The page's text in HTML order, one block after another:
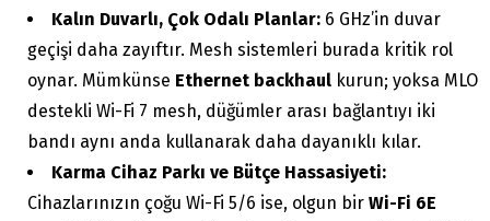
Kalın Duvarlı, Çok Odalı Planlar: 6 GHz’in duvar
geçişi daha zayıftır. Mesh sistemleri burada kritik rol
oynar. Mümkünse Ethernet backhaul kurun; yoksa MLO
destekli Wi-Fi 7 mesh, düğümler arası bağlantıyı iki
bandı aynı anda kullanarak daha dayanıklı kılar.
Karma Cihaz Parkı ve Bütçe Hassasiyeti:
Cihazlarınızın çoğu Wi-Fi 5/6 ise, olgun bir Wi-Fi 6E